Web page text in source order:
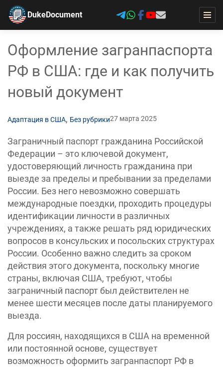
DukeDocument
Оформление загранпаспорта
РФ в США: где и как получить
новый документ
Адаптация в США, Без рубрики27 марта 2025
Заграничный паспорт гражданина Российской
Федерации – это ключевой документ,
удостоверяющий личность гражданина при
выезде за пределы и пребывании за пределами
России. Без него невозможно совершать
международные поездки, проходить процедуры
идентификации личности в различных
учреждениях, а также решать ряд юридических
вопросов в консульских и посольских структурах
России. Особенно важно следить за сроком
действия этого документа, поскольку многие
страны, включая США, требуют, чтобы
заграничный паспорт был действителен не
менее шести месяцев после даты планируемого
выезда.
Для россиян, находящихся в США на временной
или постоянной основе, существует
возможность оформить загранпаспорт РФ в